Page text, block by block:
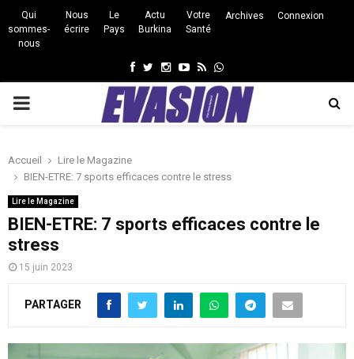
Qui
sommes-
nous
Nous
écrire
Le
Pays
Actu
Burkina
Votre
Santé
Archives Connexion
Facebook
Twitter
Instagram
Youtube
RssWhatsapp
PRIMARY
Accueil
Lire le Magazine
BIEN-ETRE: 7 sports efficaces contre le stress
Lire le Magazine
BIEN-ETRE: 7 sports efficaces contre le
stress
15 juin 2023
PARTAGER